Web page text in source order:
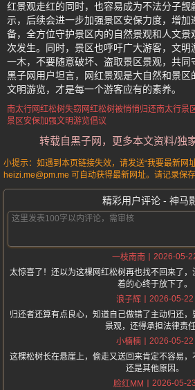
红景观走红的同时，也容易成为不法分子觊
示，后续会进一步加强景区安保力度，增加
备，全方位守护景区内的自然景观和人文
次发生。同时，景区也呼吁广大游客，文
一木，不要随意破坏、盗取景区景观，共同
黑子网用户坦言，网红景观是大自然和景区
文明游览，才是每一个游客应有的素养。
南太行网红松树失窃 网红松树被悄悄归还南太行景
景区安保加强文明游览倡议
转载自黑子网，更多本文资料/独
小提示：如遇到本页链接失效，请发送“我要最新网
heizi.me@pm.me 可自动获得最新网址。请记录保
精彩用户评论 - 神马
一枝南南
2026-05-
太惊喜了！还以为这棵网红松树再也找不回来了
着的心终于放下了。
浪子辉
2026-05-22
归还者还算有点良心，知道自己做错了主动归还
景观，还得承担法律责任
小楠楠
2026-05-22
这棵松树长在悬崖上，偷走又送回来肯定不容易
还是其他原因。
脸红MM
2026-05-23